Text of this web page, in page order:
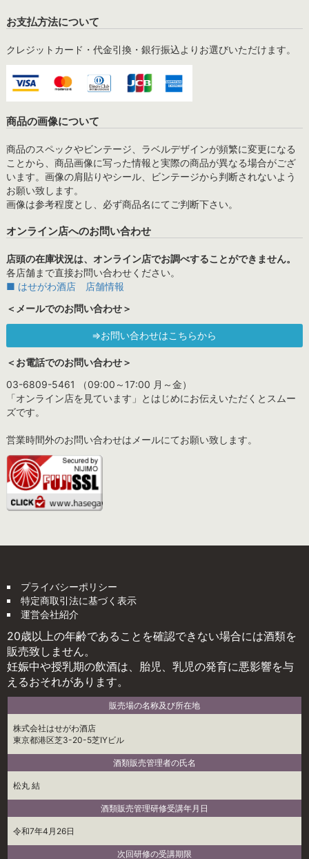
お支払方法について
クレジットカード・代金引換・銀行振込よりお選びいただけます。
商品の画像について
商品のスペックやビンテージ、ラベルデザインが頻繁に変更になる
ことから、商品画像に写った情報と実際の商品が異なる場合がござ
います。画像の肩貼りやシール、ビンテージから判断されないよう
お願い致します。
画像は参考程度とし、必ず商品名にてご判断下さい。
オンライン店へのお問い合わせ
店頭の在庫状況は、オンライン店でお調べすることができません。
各店舗まで直接お問い合わせください。
■ はせがわ酒店 店舗情報
＜メールでのお問い合わせ＞
⇒お問い合わせはこちらから
＜お電話でのお問い合わせ＞
03-6809-5461 （09:00～17:00 月～金）
「オンライン店を見ています」とはじめにお伝えいただくとスムー
ズです。
営業時間外のお問い合わせはメールにてお願い致します。
プライバシーポリシー
特定商取引法に基づく表示
運営会社紹介
20歳以上の年齢であることを確認できない場合には酒類を
販売致しません。
妊娠中や授乳期の飲酒は、胎児、乳児の発育に悪影響を与
えるおそれがあります。
販売場の名称及び所在地
株式会社はせがわ酒店
東京都港区芝3-20-5芝IYビル
酒類販売管理者の氏名
松丸 結
酒類販売管理研修受講年月日
令和7年4月26日
次回研修の受講期限